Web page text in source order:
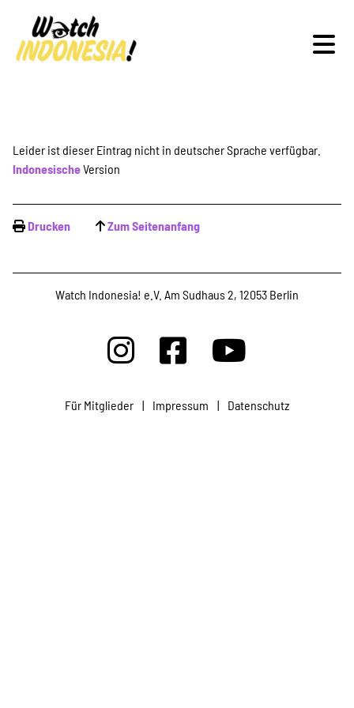
Schwerpunkte
Veranstaltungen
Publikationen
Projekte
Leider ist dieser Eintrag nicht in deutscher Sprache verfügbar.
IndonesischeVersion
Drucken Zum Seitenanfang
Watch Indonesia! e.V. Am Sudhaus 2, 12053 Berlin
Für Mitglieder | Impressum | Datenschutz